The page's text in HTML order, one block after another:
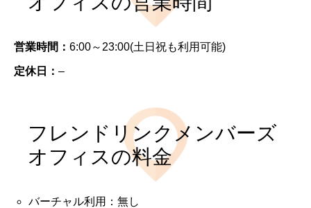
営業時間： 6:00～23:00(土日祝も利用可能)
定休日： –
フレンドリンクメンバーズ
オフィスの料金
バーチャル利用：無し